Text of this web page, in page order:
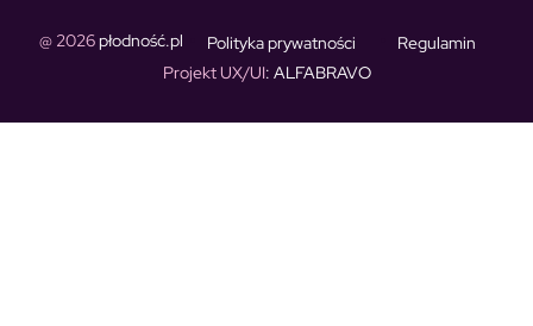
@ 2026płodność.pl Polityka prywatności
Regulamin
Projekt UX/UI: ALFABRAVO